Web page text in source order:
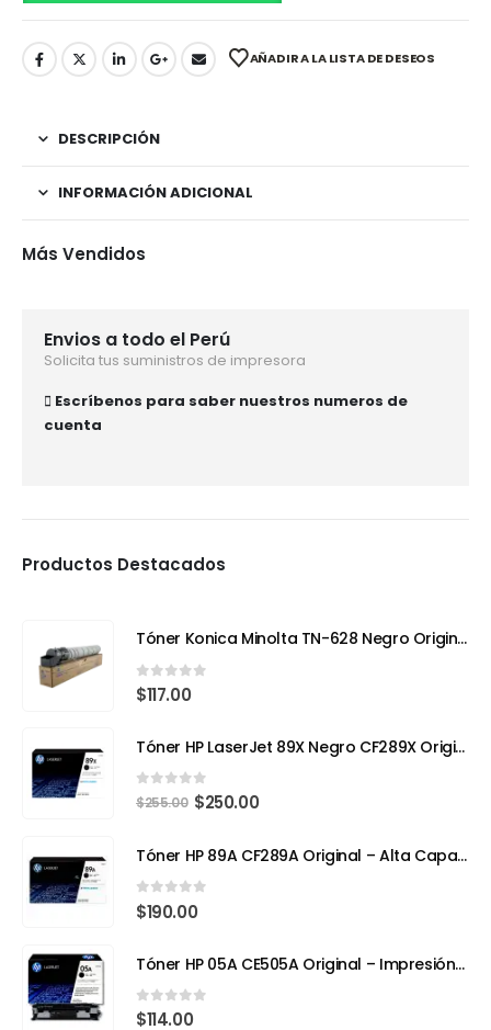
AÑADIR A LA LISTA DE DESEOS
DESCRIPCIÓN
INFORMACIÓN ADICIONAL
Más Vendidos
Envios a todo el Perú
Solicita tus suministros de impresora
Escríbenos para saber nuestros numeros de
cuenta
Productos Destacados
Tóner Konica Minolta TN-628 Negro Original – Compatible con Bizhub 650i (Rendimiento 24,000 páginas)
0out of 5
$117.00
Tóner HP LaserJet 89X Negro CF289X Original | Alto Rendimiento para Impresiones Profesionales
0 out of 5
$255.00 $250.00
Tóner HP 89A CF289A Original – Alta Capacidad para Impresoras Empresariales
0out of 5
$190.00
Tóner HP 05A CE505A Original – Impresión Profesional para tu HP LaserJet
0out of 5
$114.00